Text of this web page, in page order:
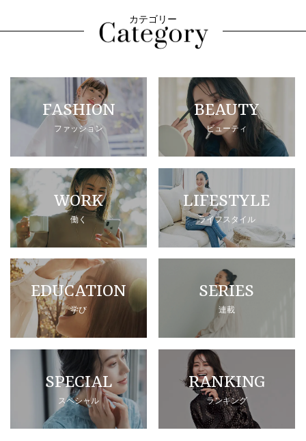
カテゴリー
FASHION
ファッション
BEAUTY
ビューティ
WORK
働く
LIFESTYLE
ライフスタイル
EDUCATION
学び
SERIES
連載
SPECIAL
スペシャル
RANKING
ランキング